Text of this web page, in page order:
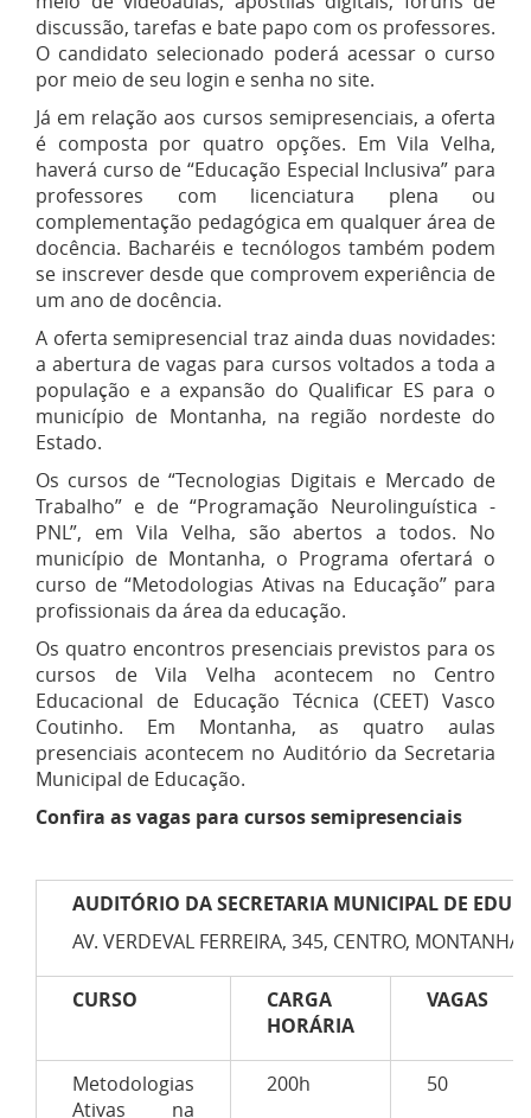
discussão, tarefas e bate papo com os professores.
O candidato selecionado poderá acessar o curso
por meio de seu login e senha no site.
Já em relação aos cursos semipresenciais, a oferta
é composta por quatro opções. Em Vila Velha,
haverá curso de “Educação Especial Inclusiva” para
professores com licenciatura plena ou
complementação pedagógica em qualquer área de
docência. Bacharéis e tecnólogos também podem
se inscrever desde que comprovem experiência de
um ano de docência.
A oferta semipresencial traz ainda duas novidades:
a abertura de vagas para cursos voltados a toda a
população e a expansão do Qualificar ES para o
município de Montanha, na região nordeste do
Estado.
Os cursos de “Tecnologias Digitais e Mercado de
Trabalho” e de “Programação Neurolinguística -
PNL”, em Vila Velha, são abertos a todos. No
município de Montanha, o Programa ofertará o
curso de “Metodologias Ativas na Educação” para
profissionais da área da educação.
Os quatro encontros presenciais previstos para os
cursos de Vila Velha acontecem no Centro
Educacional de Educação Técnica (CEET) Vasco
Coutinho. Em Montanha, as quatro aulas
presenciais acontecem no Auditório da Secretaria
Municipal de Educação.
Confira as vagas para cursos semipresenciais
AUDITÓRIO DA SECRETARIA MUNICIPAL DE
AV. VERDEVAL FERREIRA, 345, CENTRO,
CURSO
CARGA
HORÁRIA
VAGAS
Metodologias
Ativas na
200h 50